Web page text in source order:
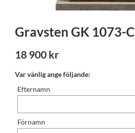
Gravsten GK 1073-C
18 900 kr
Var vänlig ange följande:
Efternamn
Förnamn